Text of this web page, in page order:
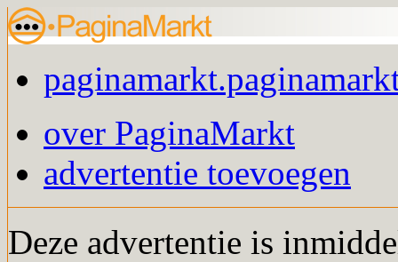
over PaginaMarkt
advertentie toevoegen
Deze advertentie is